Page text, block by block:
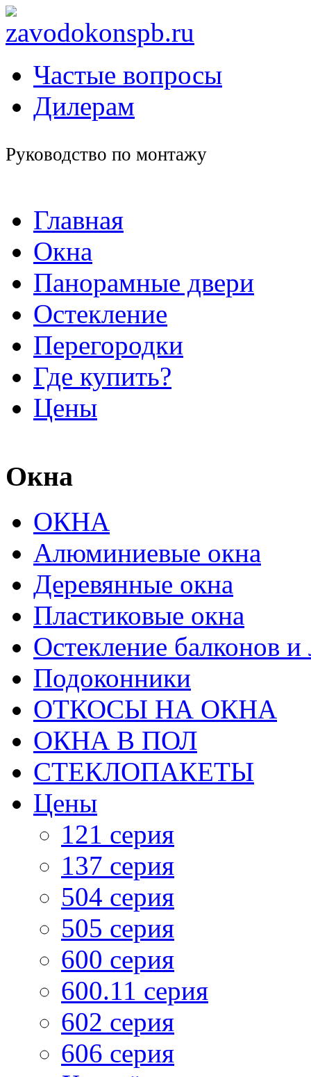
Частые вопросы
Дилерам
Руководство по монтажу
Главная
Окна
Панорамные двери
Остекление
Перегородки
Где купить?
Цены
Окна
ОКНА
Алюминиевые окна
Деревянные окна
Пластиковые окна
Остекление балконов
Подоконники
ОТКОСЫ НА ОКНА
ОКНА В ПОЛ
СТЕКЛОПАКЕТЫ
Цены
121 серия
137 серия
504 серия
505 cерия
600 серия
600.11 серия
602 серия
606 серия